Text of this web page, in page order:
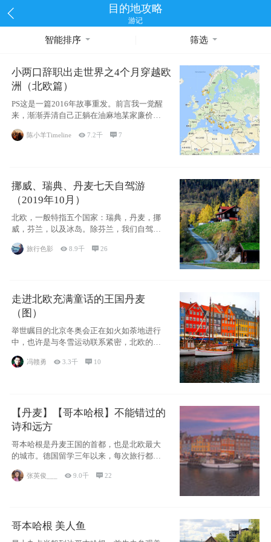
目的地攻略
游记
智能排序 筛选
小两口辞职出走世界之4个月穿越欧
洲（北欧篇）
PS这是一篇2016年故事重发。前言我一觉醒
来，渐渐弄清自己正躺在油麻地某家廉价宾
馆
陈小羊Timeline 7.2千 7
挪威、瑞典、丹麦七天自驾游
（2019年10月）
北欧，一般特指五个国家：瑞典，丹麦，挪
威，芬兰，以及冰岛。除芬兰，我们自驾游
旅行色影 8.9千 26
走进北欧充满童话的王国丹麦
（图）
举世瞩目的北京冬奥会正在如火如荼地进行
中，也许是与冬雪运动联系紧密，北欧的一
些国家因
冯赣勇 3.3千  10
【丹麦】【哥本哈根】不能错过的
诗和远方
哥本哈根是丹麦王国的首都，也是北欧最大
的城市。德国留学三年以来，每次旅行都是
张英俊___ 9.0千 22
哥本哈根 美人鱼